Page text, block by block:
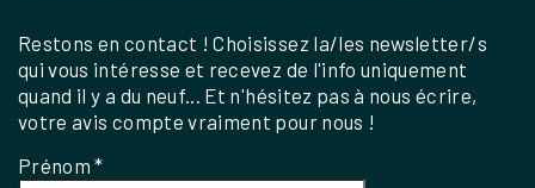
Restons en contact ! Choisissez la/les newsletter/s
qui vous intéresse et recevez de l'info uniquement
quand il y a du neuf... Et n'hésitez pas à nous écrire,
votre avis compte vraiment pour nous !
Prénom*